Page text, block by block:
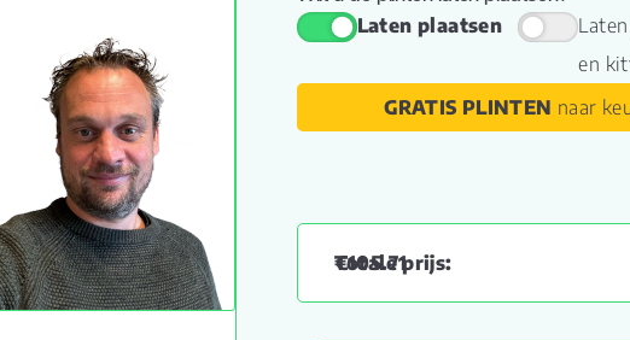
Laten plaatsen
en
GRATIS PLINTEN naar
€105.71